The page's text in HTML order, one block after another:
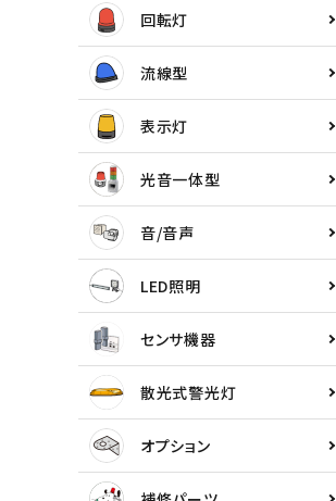
光音一体型
音/音声
LED照明
センサ機器
散光式警光灯
オプション
補修パーツ
製品選定の仕方
ガイドライン
回転灯
流線型
表示灯
光音一体型
音/音声
LED照明
センサ機器
散光式警光灯
オプション